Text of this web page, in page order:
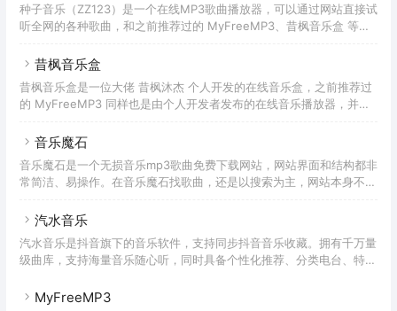
索框和最新搜索展示，大部分都是国人在使用。
种子音乐（ZZ123）是一个在线MP3歌曲播放器，可以通过网站直接试
听全网的各种歌曲，和之前推荐过的 MyFreeMP3、昔枫音乐盒 等网
曲，比较方便。不过作为网页播放器，功能会比软件要少一些，主打的
还是便捷。种子音乐支持歌单管理、播放历史、收藏、歌曲下载等功
能，但不支持歌单导入、歌单推荐，这样无论是从其他平台迁移到这
边，还是从种子音乐迁移到其他平台的成本增高很多。对比其他音乐网
昔枫音乐盒
昔枫音乐盒是一位大佬 昔枫沐杰 个人开发的在线音乐盒，之前推荐过
的 MyFreeMP3 同样也是由个人开发者发布的在线音乐播放器，并且
mp3文件，两者也都仅支持对网易云的内容搜索。使用昔枫音乐盒教程
荐。需要自己在顶部搜索框搜索歌曲后，将搜索结果点击「+」号添
加，列表中才会有你自己的歌单。如果需要下载歌曲，在当前播放歌曲
音乐魔石
音乐魔石是一个无损音乐mp3歌曲免费下载网站，网站界面和结构都非
常简洁、易操作。在音乐魔石找歌曲，还是以搜索为主，网站本身不做
于其他歌曲下载网站，这里所有的歌曲都会展现多个搜索结果，在里面
格式等等，从标准音质到超高音质到可以找到，接近搜索引擎的体验，
非常方便。在曲库方面尝试了下，一些小众的歌曲也都能找到。所有的
话，
汽水音乐
汽水音乐是抖音旗下的音乐软件，支持同步抖音音乐收藏。拥有千万量
级曲库，支持海量音乐随心听，同时具备个性化推荐、分类电台、特色
iOS、Windows、Macos客户端。与腾讯音乐相比，汽水音乐的曲库
MyFreeMP3